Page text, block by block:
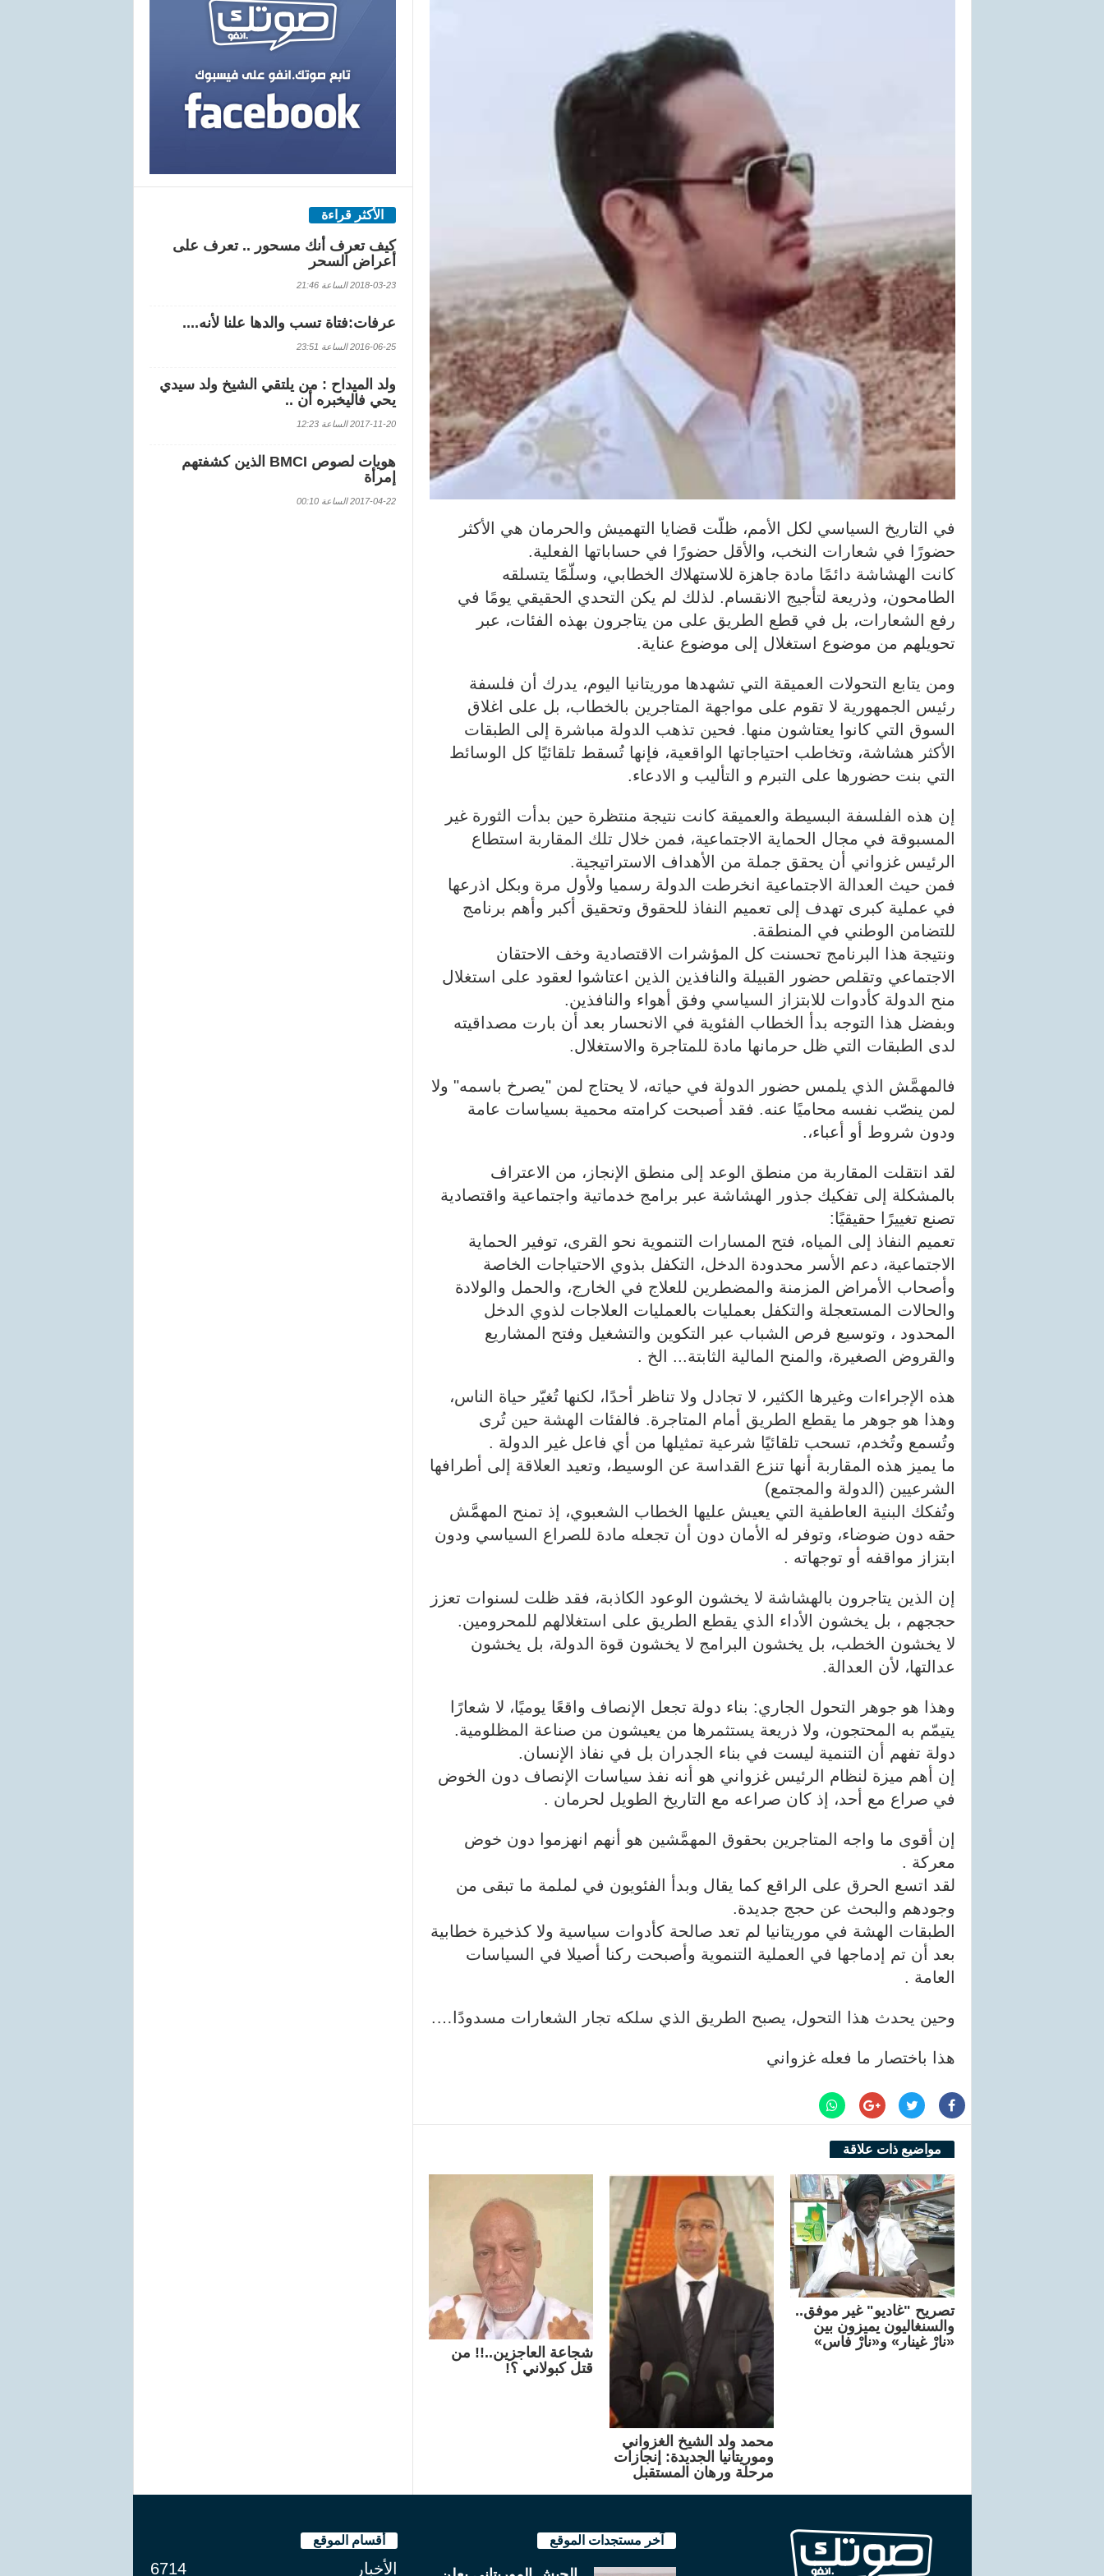
في التاريخ السياسي لكل الأمم، ظلّت قضايا التهميش والحرمان هي الأكثر
حضورًا في شعارات النخب، والأقل حضورًا في حساباتها الفعلية.
كانت الهشاشة دائمًا مادة جاهزة للاستهلاك الخطابي، وسلّمًا يتسلقه
الطامحون، وذريعة لتأجيج الانقسام. لذلك لم يكن التحدي الحقيقي يومًا في
رفع الشعارات، بل في قطع الطريق على من يتاجرون بهذه الفئات، عبر
تحويلهم من موضوع استغلال إلى موضوع عناية.
ومن يتابع التحولات العميقة التي تشهدها موريتانيا اليوم، يدرك أن فلسفة
رئيس الجمهورية لا تقوم على مواجهة المتاجرين بالخطاب، بل على اغلاق
السوق التي كانوا يعتاشون منها. فحين تذهب الدولة مباشرة إلى الطبقات
الأكثر هشاشة، وتخاطب احتياجاتها الواقعية، فإنها تُسقط تلقائيًا كل الوسائط
التي بنت حضورها على التبرم و التأليب و الادعاء.
إن هذه الفلسفة البسيطة والعميقة كانت نتيجة منتظرة حين بدأت الثورة غير
المسبوقة في مجال الحماية الاجتماعية، فمن خلال تلك المقاربة استطاع
الرئيس غزواني أن يحقق جملة من الأهداف الاستراتيجية.
فمن حيث العدالة الاجتماعية انخرطت الدولة رسميا ولأول مرة وبكل اذرعها
في عملية كبرى تهدف إلى تعميم النفاذ للحقوق وتحقيق أكبر وأهم برنامج
للتضامن الوطني في المنطقة.
ونتيجة هذا البرنامج تحسنت كل المؤشرات الاقتصادية وخف الاحتقان
الاجتماعي وتقلص حضور القبيلة والنافذين الذين اعتاشوا لعقود على استغلال
منح الدولة كأدوات للابتزاز السياسي وفق أهواء والنافذين.
وبفضل هذا التوجه بدأ الخطاب الفئوية في الانحسار بعد أن بارت مصداقيته
لدى الطبقات التي ظل حرمانها مادة للمتاجرة والاستغلال.
فالمهمَّش الذي يلمس حضور الدولة في حياته، لا يحتاج لمن "يصرخ باسمه" ولا
لمن ينصّب نفسه محاميًا عنه. فقد أصبحت كرامته محمية بسياسات عامة
ودون شروط أو أعباء،.
لقد انتقلت المقاربة من منطق الوعد إلى منطق الإنجاز، من الاعتراف
بالمشكلة إلى تفكيك جذور الهشاشة عبر برامج خدماتية واجتماعية واقتصادية
تصنع تغييرًا حقيقيًا:
تعميم النفاذ إلى المياه، فتح المسارات التنموية نحو القرى، توفير الحماية
الاجتماعية، دعم الأسر محدودة الدخل، التكفل بذوي الاحتياجات الخاصة
وأصحاب الأمراض المزمنة والمضطرين للعلاج في الخارج، والحمل والولادة
والحالات المستعجلة والتكفل بعمليات بالعمليات العلاجات لذوي الدخل
المحدود ، وتوسيع فرص الشباب عبر التكوين والتشغيل وفتح المشاريع
والقروض الصغيرة، والمنح المالية الثابتة... الخ .
هذه الإجراءات وغيرها الكثير، لا تجادل ولا تناظر أحدًا، لكنها تُغيّر حياة الناس،
وهذا هو جوهر ما يقطع الطريق أمام المتاجرة. فالفئات الهشة حين تُرى
وتُسمع وتُخدم، تسحب تلقائيًا شرعية تمثيلها من أي فاعل غير الدولة .
ما يميز هذه المقاربة أنها تنزع القداسة عن الوسيط، وتعيد العلاقة إلى أطرافها
الشرعيين (الدولة والمجتمع)
وتُفكك البنية العاطفية التي يعيش عليها الخطاب الشعبوي، إذ تمنح المهمَّش
حقه دون ضوضاء، وتوفر له الأمان دون أن تجعله مادة للصراع السياسي ودون
ابتزاز مواقفه أو توجهاته .
إن الذين يتاجرون بالهشاشة لا يخشون الوعود الكاذبة، فقد ظلت لسنوات تعزز
حججهم ، بل يخشون الأداء الذي يقطع الطريق على استغلالهم للمحرومين.
لا يخشون الخطب، بل يخشون البرامج لا يخشون قوة الدولة، بل يخشون
عدالتها، لأن العدالة.
وهذا هو جوهر التحول الجاري: بناء دولة تجعل الإنصاف واقعًا يوميًا، لا شعارًا
يتيمّم به المحتجون، ولا ذريعة يستثمرها من يعيشون من صناعة المظلومية.
دولة تفهم أن التنمية ليست في بناء الجدران بل في نفاذ الإنسان.
إن أهم ميزة لنظام الرئيس غزواني هو أنه نفذ سياسات الإنصاف دون الخوض
في صراع مع أحد، إذ كان صراعه مع التاريخ الطويل لحرمان .
إن أقوى ما واجه المتاجرين بحقوق المهمَّشين هو أنهم انهزموا دون خوض
معركة .
لقد اتسع الحرق على الراقع كما يقال وبدأ الفئويون في لملمة ما تبقى من
وجودهم والبحث عن حجج جديدة.
الطبقات الهشة في موريتانيا لم تعد صالحة كأدوات سياسية ولا كذخيرة خطابية
بعد أن تم إدماجها في العملية التنموية وأصبحت ركنا أصيلا في السياسات
العامة .
وحين يحدث هذا التحول، يصبح الطريق الذي سلكه تجار الشعارات مسدودًا….
هذا باختصار ما فعله غزواني
مواضيع ذات علاقة
تصريح "غاديو" غير موفق..
والسنغاليون يميزون بين
«نارْ غينار» و«نارْ فاس»
محمد ولد الشيخ الغزواني
وموريتانيا الجديدة: إنجازات
مرحلة ورهان المستقبل
شجاعة العاجزين..!! من
قتل كبولاني ؟!
الأكثر قراءة
كيف تعرف أنك مسحور .. تعرف على
أعراض السحر
2018-03-23 الساعة 21:46
عرفات:فتاة تسب والدها علنا لأنه....
2016-06-25 الساعة 23:51
ولد الميداح : من يلتقي الشيخ ولد سيدي
يحي فاليخبره أن ..
2017-11-20 الساعة 12:23
هويات لصوص BMCI الذين كشفتهم
إمرأة
2017-04-22 الساعة 00:10
آخر مستجدات الموقع أقسام الموقع
الأخبار 6714